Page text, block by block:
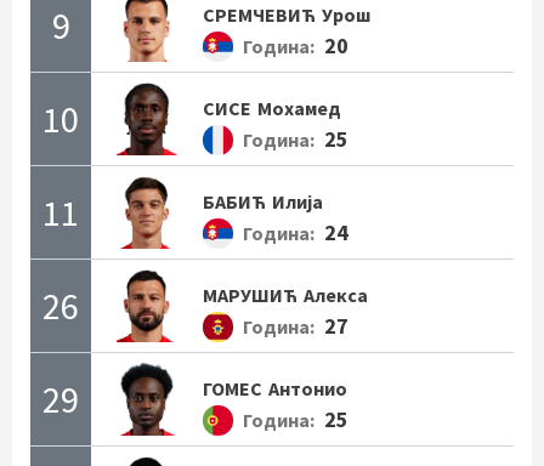
9 СРЕМЧЕВИЋ Урош
Година: 20
10 СИСЕ Мохамед
Година: 25
11 БАБИЋ Илија
Година: 24
26 МАРУШИЋ Алекса
Година: 27
29 ГОМЕС Антонио
Година: 25